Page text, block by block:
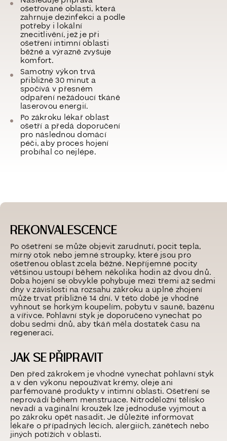
ošetřované oblasti, která
zahrnuje dezinfekci a podle
potřeby i lokální
znecitlivění, jež je při
ošetření intimní oblasti
běžné a výrazně zvyšuje
komfort.
Samotný výkon trvá
přibližně 30 minut a
spočívá v přesném
odpaření nežádoucí tkáně
laserovou energií.
Po zákroku lékař oblast
ošetří a předá doporučení
pro následnou domácí
péči, aby proces hojení
probíhal co nejlépe.
REKONVALESCENCE
Po ošetření se může objevit zarudnutí, pocit tepla,
mírný otok nebo jemné stroupky, které jsou pro
ošetřenou oblast zcela běžné. Nepříjemné pocity
většinou ustoupí během několika hodin až dvou dnů.
Doba hojení se obvykle pohybuje mezi třemi až sedmi
dny v závislosti na rozsahu zákroku a úplné zhojení
může trvat přibližně 14 dní. V této době je vhodné
vyhnout se horkým koupelím, pobytu v sauně, bazénu
a vířivce. Pohlavní styk je doporučeno vynechat po
dobu sedmi dnů, aby tkáň měla dostatek času na
regeneraci.
JAK SE PŘIPRAVIT
Den před zákrokem je vhodné vynechat pohlavní styk
a v den výkonu nepoužívat krémy, oleje ani
parfémované produkty v intimní oblasti. Ošetření se
neprovádí během menstruace. Nitroděložní tělísko
nevadí a vaginální kroužek lze jednoduše vyjmout a
po zákroku opět nasadit. Je důležité informovat
lékaře o případných lécích, alergiích, zánětech nebo
jiných potížích v oblasti.